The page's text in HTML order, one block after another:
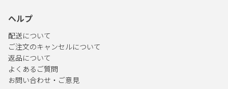
ヘルプ
配送について
ご注文のキャンセルについて
返品について
よくあるご質問
お問い合わせ・ご意見